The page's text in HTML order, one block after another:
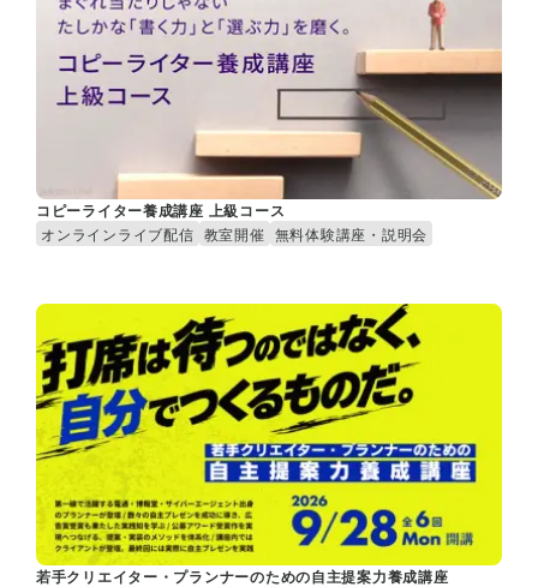
コピーライター養成講座 上級コース
オンラインライブ配信 教室開催 無料体験講座・説明会
若手クリエイター・プランナーのための自主提案力養成講座